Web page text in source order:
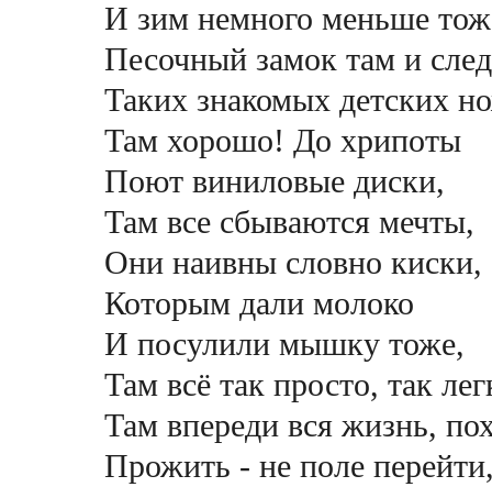
И зим немного меньше
Песочный замок там и след
Таких знакомых детских
Там хорошо! До хрипоты
Поют виниловые диски,
Там все сбываются мечты,
Они наивны словно киски,
Которым дали молоко
И посулили мышку тоже,
Там всё так просто, так
Там впереди вся жизнь,
Прожить - не поле